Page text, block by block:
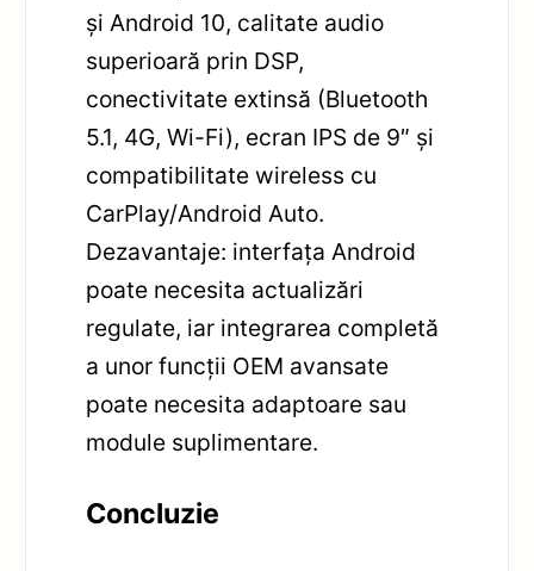
și Android 10, calitate audio
superioară prin DSP,
conectivitate extinsă (Bluetooth
5.1, 4G, Wi-Fi), ecran IPS de 9″ și
compatibilitate wireless cu
CarPlay/Android Auto.
Dezavantaje: interfața Android
poate necesita actualizări
regulate, iar integrarea completă
a unor funcții OEM avansate
poate necesita adaptoare sau
module suplimentare.
Concluzie